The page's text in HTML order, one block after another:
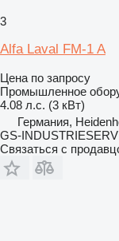
3
Alfa Laval FM-1 A
Цена по запросу
Промышленное
4.08 л.с. (3 кВт)
Германия,
GS-
Связаться с